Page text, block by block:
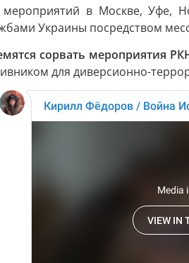
мероприятий в Москве, Уфе,
Украины посредством
сорвать мероприятия
для диверсионно-